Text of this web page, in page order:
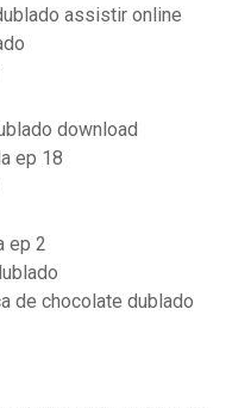
assistir online
download
ep 18
ep 2
de chocolate dublado